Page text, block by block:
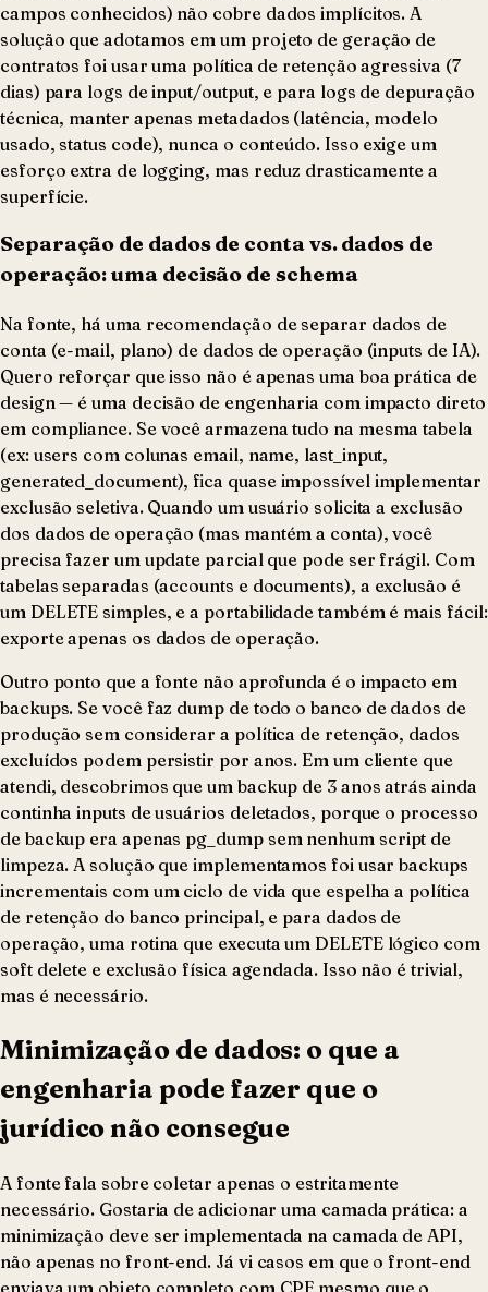
campos conhecidos) não cobre dados implícitos. A
solução que adotamos em um projeto de geração de
contratos foi usar uma política de retenção agressiva (7
dias) para logs de input/output, e para logs de depuração
técnica, manter apenas metadados (latência, modelo
usado, status code), nunca o conteúdo. Isso exige um
esforço extra de logging, mas reduz drasticamente a
superfície.
Separação de dados de conta vs. dados de
operação: uma decisão de schema
Na fonte, há uma recomendação de separar dados de
conta (e-mail, plano) de dados de operação (inputs de IA).
Quero reforçar que isso não é apenas uma boa prática de
design — é uma decisão de engenharia com impacto direto
em compliance. Se você armazena tudo na mesma tabela
(ex: users com colunas email, name, last_input,
generated_document), fica quase impossível implementar
exclusão seletiva. Quando um usuário solicita a exclusão
dos dados de operação (mas mantém a conta), você
precisa fazer um update parcial que pode ser frágil. Com
tabelas separadas (accounts e documents), a exclusão é
um DELETE simples, e a portabilidade também é mais fácil:
exporte apenas os dados de operação.
Outro ponto que a fonte não aprofunda é o impacto em
backups. Se você faz dump de todo o banco de dados de
produção sem considerar a política de retenção, dados
excluídos podem persistir por anos. Em um cliente que
atendi, descobrimos que um backup de 3 anos atrás ainda
continha inputs de usuários deletados, porque o processo
de backup era apenas pg_dumpsem nenhum script de
limpeza. A solução que implementamos foi usar backups
incrementais com um ciclo de vida que espelha a política
de retenção do banco principal, e para dados de
operação, uma rotina que executa um DELETE lógico com
soft delete e exclusão física agendada. Isso não é trivial,
mas é necessário.
Minimização de dados: o que a
engenharia pode fazer que o
jurídico não consegue
A fonte fala sobre coletar apenas o estritamente
necessário. Gostaria de adicionar uma camada prática: a
minimização deve ser implementada na camada de API,
não apenas no front-end. Já vi casos em que o front-end
enviava um objeto completo com CPF mesmo que o